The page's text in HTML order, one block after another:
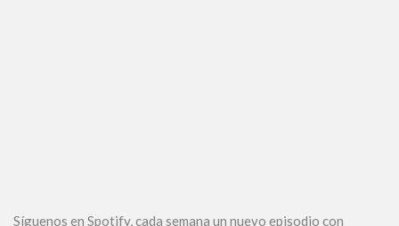
Síguenos en Spotify, cada semana un nuevo episodio con